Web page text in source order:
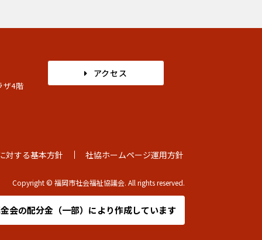
ザ4階
アクセス
対する基本方針 社協ホームページ運用方針
Copyright © 福岡市社会福祉協議会. All rights reserved.
会の配分金（一部）により作成しています